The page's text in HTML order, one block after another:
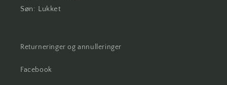
Søn: Lukket
Returneringer og annulleringer
Facebook